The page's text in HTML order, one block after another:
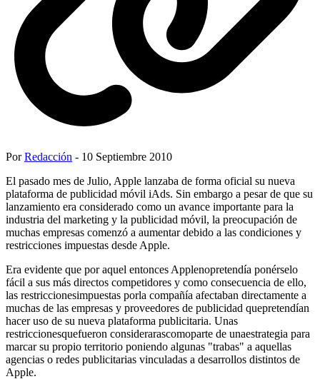
PorRedacción - 10 Septiembre 2010
El pasado mes de Julio, Apple lanzaba de forma oficial su nueva
plataforma de publicidad móvil iAds. Sin embargo a pesar de que su
lanzamiento era considerado como un avance importante para la
industria del marketing y la publicidad móvil, la preocupación de
muchas empresas comenzó a aumentar debido a las condiciones y
restricciones impuestas desde Apple.
Era evidente que por aquel entonces Applenopretendía ponérselo
fácil a sus más directos competidores y como consecuencia de ello,
las restriccionesimpuestas porla compañía afectaban directamente a
muchas de las empresas y proveedores de publicidad quepretendían
hacer uso de su nueva plataforma publicitaria. Unas
restriccionesquefueron considerarascomoparte de unaestrategia para
marcar su propio territorio poniendo algunas "trabas" a aquellas
agencias o redes publicitarias vinculadas a desarrollos distintos de
Apple.